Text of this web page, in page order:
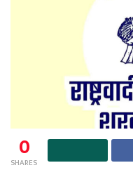
0
SHARES